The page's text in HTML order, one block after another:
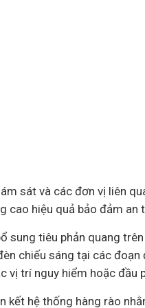
sát và các đơn vị liên
cao hiệu quả bảo đảm an
sung tiêu phản quang
chiếu sáng tại các
vị trí nguy hiểm hoặc đầu
kết hệ thống hàng rào